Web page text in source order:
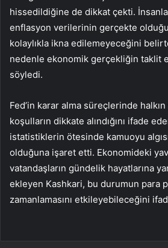
hissedildiğine de dikkat çekti.
enflasyon verilerinin gerçekte
kolaylıkla ikna edilemeyeceğini
nedenle ekonomik gerçekliğin taklit
söyledi.
Fed’in karar alma süreçlerinde halkın
koşulların dikkate alındığını ifade
istatistiklerin ötesinde kamuoyu
olduğuna işaret etti. Ekonomideki
vatandaşların gündelik hayatlarına
ekleyen Kashkari, bu durumun para
zamanlamasını etkileyebileceğini